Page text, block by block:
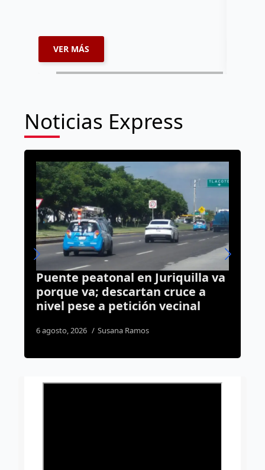
VER MÁS
Noticias Express
va
Programa Poliniza Querétaro
incrementa 157% el número
apicultores en la capital
5 agosto, 2026 Dulce Martinez